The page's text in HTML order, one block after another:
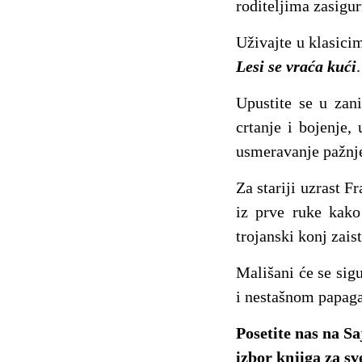
roditeljima
Uživajte u
Lesi se vraća kući
Upustite se u
crtanje i bojenje,
usmeravanje
Za stariji uzrast
iz prve ruke
trojanski konj
Mališani će se
i nestašnom
Posetite nas na
izbor knjiga za